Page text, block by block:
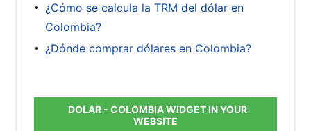
¿Cómo se calcula la TRM del dólar en
Colombia?
¿Dónde comprar dólares en Colombia?
DOLAR - COLOMBIA WIDGET IN YOUR
WEBSITE